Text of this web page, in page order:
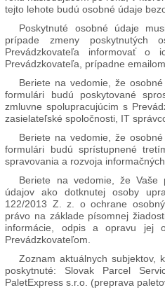
tejto lehote budú osobné údaje
Poskytnuté osobné údaje
prípade zmeny poskytnutých
Prevádzkovateľa informovať o
Prevádzkovateľa, prípadne
Beriete na vedomie, že
formulári budú poskytované
zmluvne spolupracujúcim s
zasielateľské spoločnosti, IT
Beriete na vedomie, že
formulári budú sprístupnené
spravovania a rozvoja
Beriete na vedomie, že Vaše
údajov ako dotknutej osoby
122/2013 Z. z. o ochrane
právo na základe písomnej
informácie, odpis a opravu jej
Prevádzkovateľom.
Zoznam aktuálnych subjektov,
poskytnuté: Slovak Parcel
PaletExpress s.r.o. (preprava